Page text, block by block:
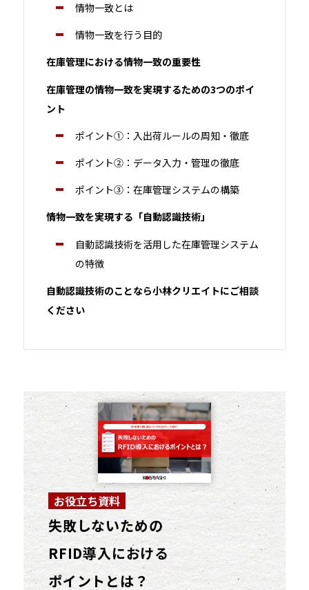
情物一致とは
情物一致を行う目的
在庫管理における情物一致の重要性
在庫管理の情物一致を実現するための3つのポイ
ント
ポイント①：入出荷ルールの周知・徹底
ポイント②：データ入力・管理の徹底
ポイント③：在庫管理システムの構築
情物一致を実現する「自動認識技術」
自動認識技術を活用した在庫管理システム
の特徴
自動認識技術のことなら小林クリエイトにご相談
ください
お役立ち資料
失敗しないための
RFID導入における
ポイントとは？